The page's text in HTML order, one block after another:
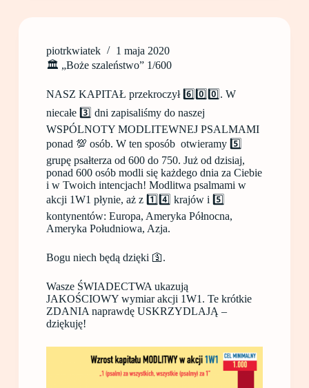
piotrkwiatek
1 maja 2020
🏛 „Boże szaleństwo” 1/600
NASZ KAPITAŁ przekroczył 6️⃣0️⃣0️⃣. W
niecałe 3️⃣ dni zapisaliśmy do naszej
WSPÓLNOTY MODLITEWNEJ PSALMAMI
ponad 💯 osób. W ten sposób otwieramy 5️⃣
grupę psałterza od 600 do 750. Już od dzisiaj,
ponad 600 osób modli się każdego dnia za Ciebie
i w Twoich intencjach! Modlitwa psalmami w
akcji 1W1 płynie, aż z 1️⃣4️⃣ krajów i 5️⃣
kontynentów: Europa, Ameryka Północna,
Ameryka Południowa, Azja.
Bogu niech będą dzięki 🛐.
Wasze ŚWIADECTWA ukazują
JAKOŚCIOWY wymiar akcji 1W1. Te krótkie
ZDANIA naprawdę USKRZYDLAJĄ –
dziękuję!